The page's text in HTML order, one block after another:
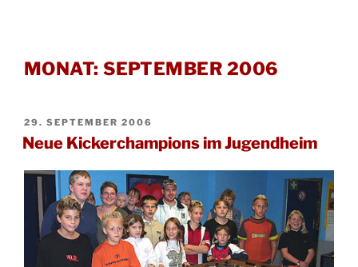
MONAT:SEPTEMBER 2006
VERÖFFENTLICHT
AM
29. SEPTEMBER 2006
Neue Kickerchampions im Jugendheim